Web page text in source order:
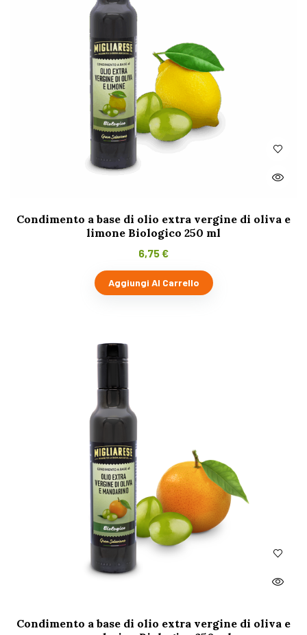
Condimento a base di olio extra vergine di oliva e
limone Biologico 250 ml
6,75€
Aggiungi Al Carrello
Condimento a base di olio extra vergine di oliva e